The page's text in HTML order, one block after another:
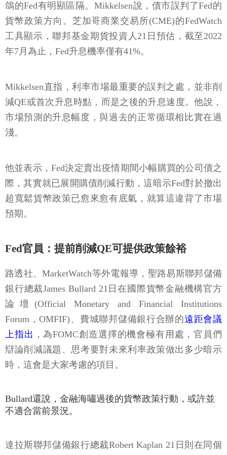
鴿的Fed有明顯區隔。Mikkelsen說，債市誤判了Fed的
貨幣政策方向。芝加哥商業交易所(CME)的FedWatch
工具顯示，聯邦基金期貨投資人21日預估，截至2022
年7月為止，Fed升息機率僅有41%。
Mikkelsen直指，利率市場最重要的誤判之處，並非削
減QE或首次升息時點，而是之後的升息速度。他說，
市場預測的升息幅度，與過去的正常循環相比實在過
淺。
他並表示，Fed決定賣出疫情期間小幅購買的公司債之
際，其實就已展開購債削減行動，這暗示Fed對於撤出
超寬鬆貨幣政策已愈來愈有底氣，就算這違背了市場
預期。
Fed官員：提前削減QE可提供政策餘裕
路透社、MarketWatch等外電報導，聖路易斯聯邦儲備
銀行總裁James Bullard 21日在國際貨幣金融機構官方
論壇(Official Monetary and Financial Institutions
Forum，OMFIF)、費城聯邦儲備銀行合辦的遠距會議
上指出 ，為FOMC創造選擇的機會極有用處，官員們
辯論削減議題、思考要對未來利率政策做出多少暗示
時，這會是大家考慮的項目。
Bullard還說，金融海嘯過後的貨幣政策行動，或許並
不適合當前景況。
達拉斯聯邦儲備銀行總裁Robert Kaplan 21日則在同個